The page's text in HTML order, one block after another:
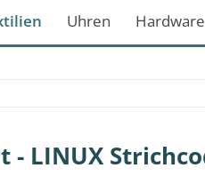
Uhren Hardware
- LINUX